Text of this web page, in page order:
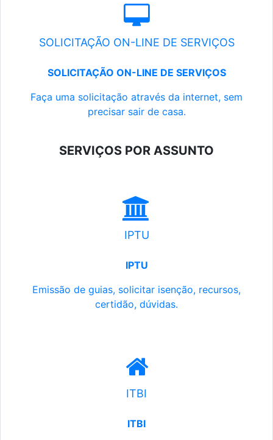
SOLICITAÇÃO ON-LINE DE SERVIÇOS
SOLICITAÇÃO ON-LINE DE SERVIÇOS
Faça uma solicitação através da internet, sem
precisar sair de casa.
SERVIÇOS POR ASSUNTO
IPTU
IPTU
Emissão de guias, solicitar isenção, recursos,
certidão, dúvidas.
ITBI
ITBI